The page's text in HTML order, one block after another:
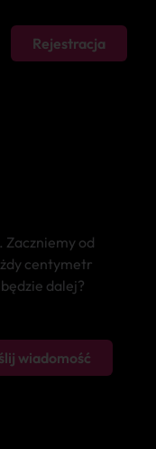
Rejestracja
Zaczniemy od
centymetr
dalej?
wiadomość